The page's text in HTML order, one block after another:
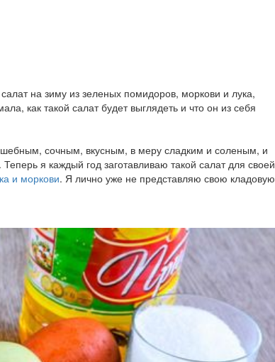
на зиму из зеленых помидоров, моркови и лука,
как такой салат будет выглядеть и что он из себя
сочным, вкусным, в меру сладким и соленым, и
я каждый год заготавливаю такой салат для своей
и моркови. Я лично уже не представляю свою кладовую